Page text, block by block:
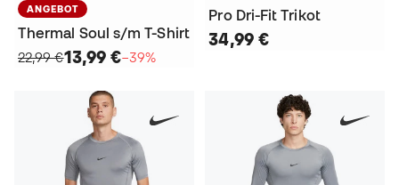
ANGEBOT
Thermal Soul s/m T-Shirt
22,99 €13,99 €−39%
Pro Dri-Fit Trikot
34,99 €